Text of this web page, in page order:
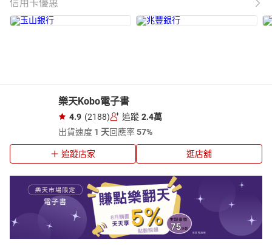
信用卡優惠
樂天Kobo電子書
4.9 (2188) 追蹤 2.4萬
出貨速度 1 天回應率57%
追蹤店家 逛店舖